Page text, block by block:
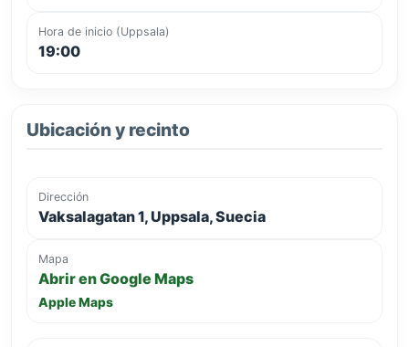
Hora de inicio (Uppsala)
19:00
Ubicación y recinto
Dirección
Vaksalagatan 1, Uppsala, Suecia
Mapa
Abrir en Google Maps
Apple Maps